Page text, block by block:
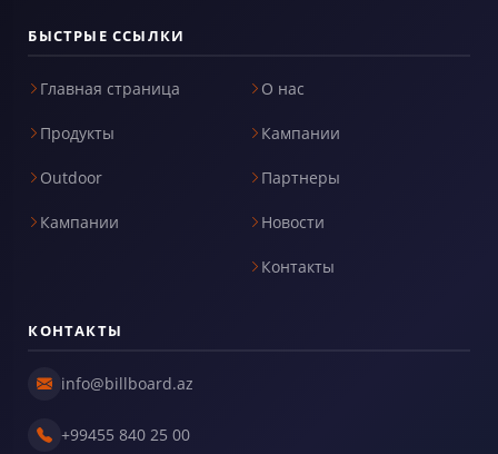
БЫСТРЫЕ ССЫЛКИ
Главная страница
Продукты
Outdoor
Кампании
О нас
Кампании
Партнеры
Новости
Контакты
КОНТАКТЫ
info@billboard.az
+99455 840 25 00